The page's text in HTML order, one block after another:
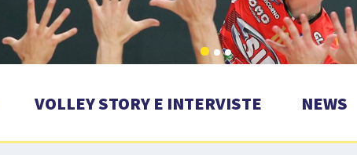
VOLLEY STORY E INTERVISTE NEWS